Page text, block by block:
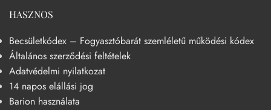
HASZNOS
Becsületkódex – Fogyasztóbarát szemléletű működési kódex
Általános szerződési feltételek
Adatvédelmi nyilatkozat
14 napos elállási jog
Barion használata